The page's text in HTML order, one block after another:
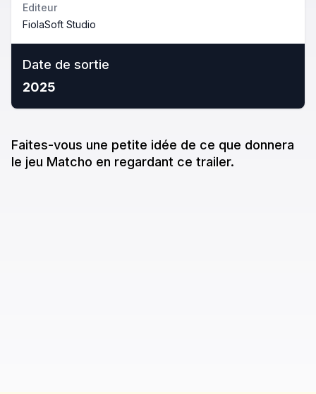
Editeur
FiolaSoft Studio
Date de sortie
2025
Faites-vous une petite idée de ce que donnera
le jeu Matcho en regardant ce trailer.